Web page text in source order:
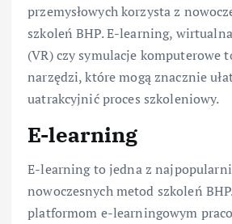
przemysłowych korzysta z
szkoleń BHP. E-learning,
(VR) czy symulacje komputerowe
narzędzi, które mogą znacznie
uatrakcyjnić proces szkoleniowy.
E-learning
E-learning to jedna z
nowoczesnych metod szkoleń
platformom e-learningowym